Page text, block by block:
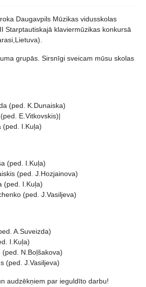
Daugavpils Mūzikas vidusskolas
Starptautiskajā klaviermūzikas konkursā
grupās. Sirsnīgi sveicam mūsu skolas
(ped. K.Dunaiska)
E.Vitkovskis)|
(ped. I.Kuļa)
(ped. I.Kuļa)
(ped. J.Hozjainova)
(ped. I.Kuļa)
(ped. J.Vasiljeva)
A.Suveizda)
I.Kuļa)
(ped. N.Boļšakova)
(ped. J.Vasiljeva)
audzēkņiem par ieguldīto darbu!